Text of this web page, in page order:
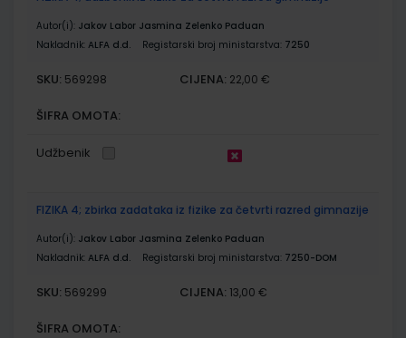
Autor(i): Jakov Labor Jasmina Zelenko Paduan
Nakladnik: ALFA d.d. Registarski broj ministarstva: 7250
SKU: 569298 CIJENA: 22,00 €
ŠIFRA OMOTA:
Udžbenik
FIZIKA 4; zbirka zadataka iz fizike za četvrti razred gimnazije
Autor(i): Jakov Labor Jasmina Zelenko Paduan
Nakladnik: ALFA d.d. Registarski broj ministarstva: 7250-DOM
SKU: 569299 CIJENA: 13,00 €
ŠIFRA OMOTA: